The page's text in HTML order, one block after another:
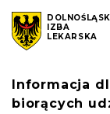
IZBA
LEKARSKA
Informacja
biorących